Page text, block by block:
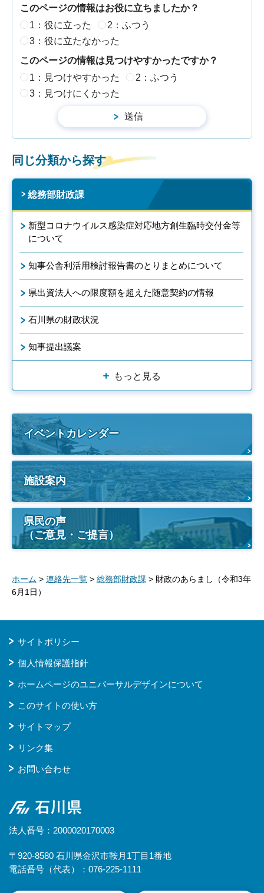
このページの情報はお役に立ちましたか？
1：役に立った
2：ふつう
3：役に立たなかった
このページの情報は見つけやすかったですか？
1：見つけやすかった
2：ふつう
3：見つけにくかった
同じ分類から探す
総務部財政課
新型コロナウイルス感染症対応地方創生臨時交付金等
について
知事公舎利活用検討報告書のとりまとめについて
県出資法人への限度額を超えた随意契約の情報
石川県の財政状況
知事提出議案
もっと見る
イベントカレンダー
施設案内
県民の声
（ご意見・ご提言）
ホーム > 連絡先一覧 > 総務部財政課 > 財政のあらまし（令和3年
6月1日）
サイトポリシー
個人情報保護指針
ホームページのユニバーサルデザインについて
このサイトの使い方
サイトマップ
リンク集
お問い合わせ
石川県
法人番号：2000020170003
〒920-8580 石川県金沢市鞍月1丁目1番地
電話番号（代表）：076-225-1111